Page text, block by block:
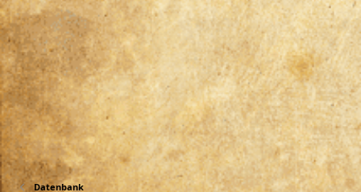
Datenbank